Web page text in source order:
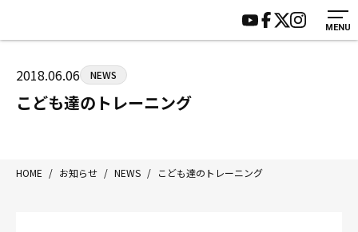
MENU
HOME
ジムについて
トレーニング
入会案内
施設紹介
サポーター募集
2018.06.06 NEWS
こども達のトレーニング
HOME / お知らせ / NEWS / こども達のトレーニング